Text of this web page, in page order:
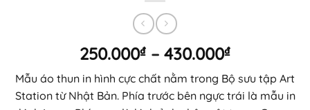
250.000₫ – 430.000₫Khoảng
giá:
từ
250.000₫
Mẫu áo thun in hình cực chất nằm trong Bộ sưu tập Art
Station từ Nhật Bản. Phía trước bên ngực trái là mẫu in